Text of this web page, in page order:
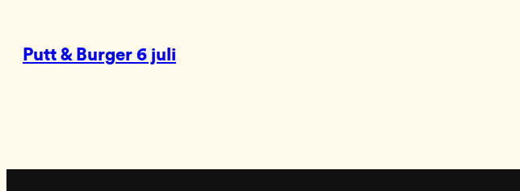
Putt & Burger 6 juli